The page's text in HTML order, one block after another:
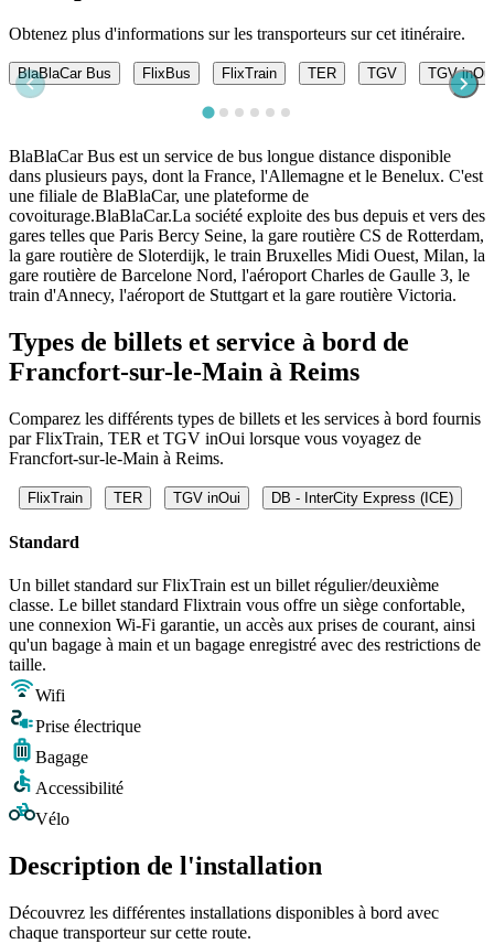
Obtenez plus d'informations sur les transporteurs sur cet itinéraire.
BlaBlaCar Bus FlixBus FlixTrain TER TGV TGV inOui
BlaBlaCar Bus est un service de bus longue distance disponible
dans plusieurs pays, dont la France, l'Allemagne et le Benelux. C'est
une filiale de BlaBlaCar, une plateforme de
covoiturage.BlaBlaCar.La société exploite des bus depuis et vers des
gares telles que Paris Bercy Seine, la gare routière CS de Rotterdam,
la gare routière de Sloterdijk, le train Bruxelles Midi Ouest, Milan, la
gare routière de Barcelone Nord, l'aéroport Charles de Gaulle 3, le
train d'Annecy, l'aéroport de Stuttgart et la gare routière Victoria.
Types de billets et service à bord de
Francfort-sur-le-Main à Reims
Comparez les différents types de billets et les services à bord fournis
par FlixTrain, TER et TGV inOui lorsque vous voyagez de
Francfort-sur-le-Main à Reims.
FlixTrain TER TGV inOui DB - InterCity Express (ICE)
Standard
Un billet standard sur FlixTrain est un billet régulier/deuxième
classe. Le billet standard Flixtrain vous offre un siège confortable,
une connexion Wi-Fi garantie, un accès aux prises de courant, ainsi
qu'un bagage à main et un bagage enregistré avec des restrictions de
taille.
Wifi
Prise électrique
Bagage
Accessibilité
Vélo
Description de l'installation
Découvrez les différentes installations disponibles à bord avec
chaque transporteur sur cette route.